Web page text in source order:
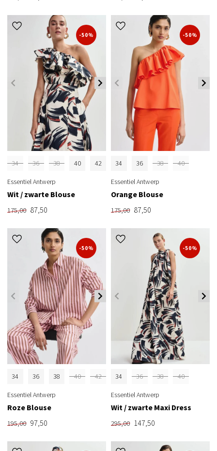
-50%
34 36 38 40 42
Essentiel Antwerp
Wit / zwarte Blouse
175,00 87,50
-50%
34 36 38 40
Essentiel Antwerp
Orange Blouse
175,00 87,50
-50%
34 36 38 40 42
Essentiel Antwerp
Roze Blouse
195,00 97,50
-50%
34 36 38 40
Essentiel Antwerp
Wit / zwarte Maxi Dress
295,00 147,50